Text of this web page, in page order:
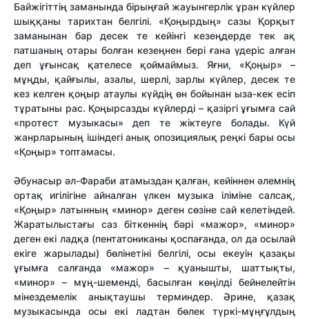
Байжігіттің заманында бірыңғай жауынгерлік ұран күйлер
шыққаны тарихтан белгілі. «Қоңырдың» сазы Қорқыт
заманынан бар десек те кейінгі кезеңдерде тек ақ
патшаның отары болған кезеңнен бері ғана үдеріс алған
деп ұғынсақ қателесе қоймаймыз. Яғни, «Қоңыр» –
мұңды, қайғылы, азалы, шерлі, зарлы күйлер, десек те
кез келген қоңыр атаулы күйдің өн бойынан ыза-кек есіп
тұратыны рас. Қоңырсазды күйлерді – қазіргі ұғымға сай
«протест музыкасы» деп те жіктеуге болады. Күй
жанрларының ішіндегі анық опозициялық реңкі бары осы
«Қоңыр» топтамасы.
Әбунасыр әл-Фараби атамыздан қалған, кейіннен әлемнің
ортақ игілігіне айналған үлкен музыка іліміне салсақ,
«Қоңыр» латынның «минор» деген сөзіне сай келетіндей.
Жаратылыстағы саз біткеннің бәрі «мажор», «минор»
деген екі ладқа (пентатониканы қоспағанда, ол да осылай
екіге жарылады) бөлінетіні белгілі, осы екеуін қазақы
ұғымға салғанда «мажор» – қуанышты, шаттықты,
«минор» – мұң-шеменді, басылған көңілді бейнелейтін
мінездемелік анықтаушы терминдер. Әрине, қазақ
музыкасында осы екі ладтан бөлек түркі-мұңғұлдың